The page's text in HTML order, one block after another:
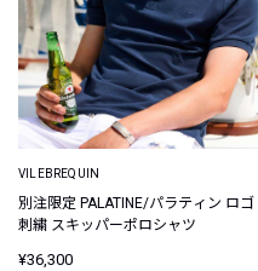
VILEBREQUIN
別注限定 PALATINE/パラティン ロゴ
刺繍 スキッパーポロシャツ
¥36,300